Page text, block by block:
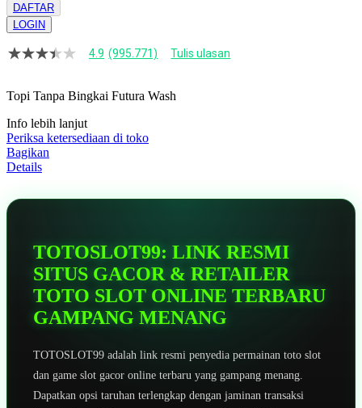
DAFTAR
LOGIN
4.9
bintang,
rating
rata-
rata.
Read
13
Tautan
4.9 (995.771) Tulis ulasan
Topi Tanpa Bingkai Futura Wash
Info lebih lanjut
Periksa ketersediaan di toko
Bagikan
Details
TOTOSLOT99: LINK RESMI
SITUS GACOR & RETAILER
TOTO SLOT ONLINE TERBARU
GAMPANG MENANG
TOTOSLOT99 adalah link resmi penyedia permainan toto slot
dan game slot gacor online terbaru yang gampang menang.
Dapatkan opsi taruhan terlengkap dengan jaminan transaksi